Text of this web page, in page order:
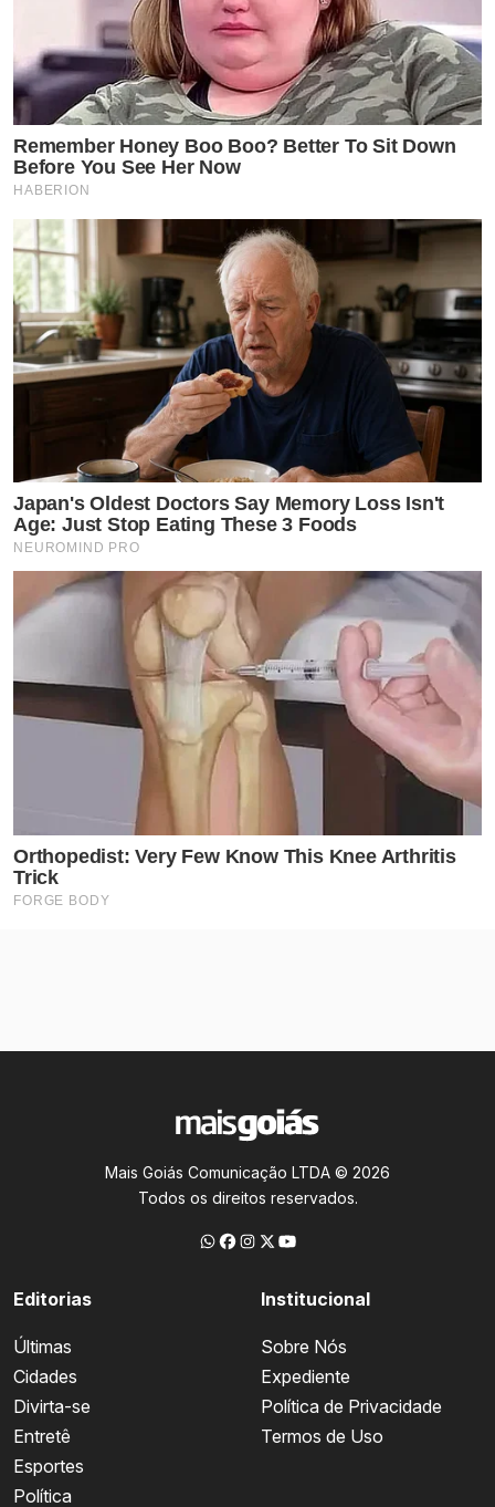
Mais Goiás Comunicação LTDA © 2026
Todos os direitos reservados.
Editorias
Últimas
Cidades
Divirta-se
Entretê
Esportes
Política
Institucional
Sobre Nós
Expediente
Política de Privacidade
Termos de Uso